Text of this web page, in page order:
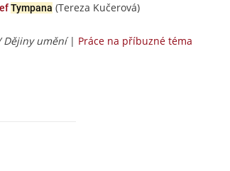
Tympana (Tereza Kučerová)
Dějiny umění| Práce na příbuzné téma